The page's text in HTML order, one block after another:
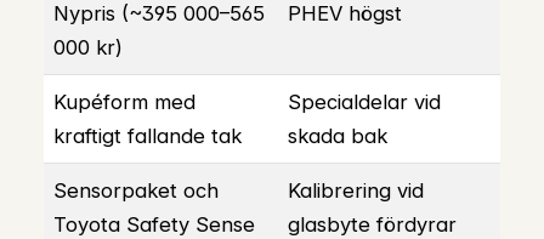
Nypris (~395 000–565
000 kr)
PHEV högst
Kupéform med
kraftigt fallande tak
Specialdelar vid
skada bak
Sensorpaket och
Toyota Safety Sense
Kalibrering vid
glasbyte fördyrar